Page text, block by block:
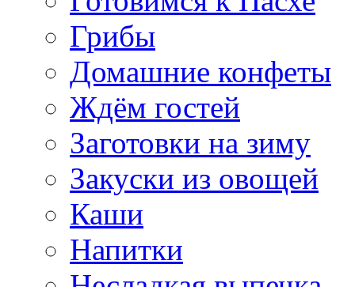
Грибы
Домашние конфеты
Ждём гостей
Заготовки на зиму
Закуски из овощей
Каши
Напитки